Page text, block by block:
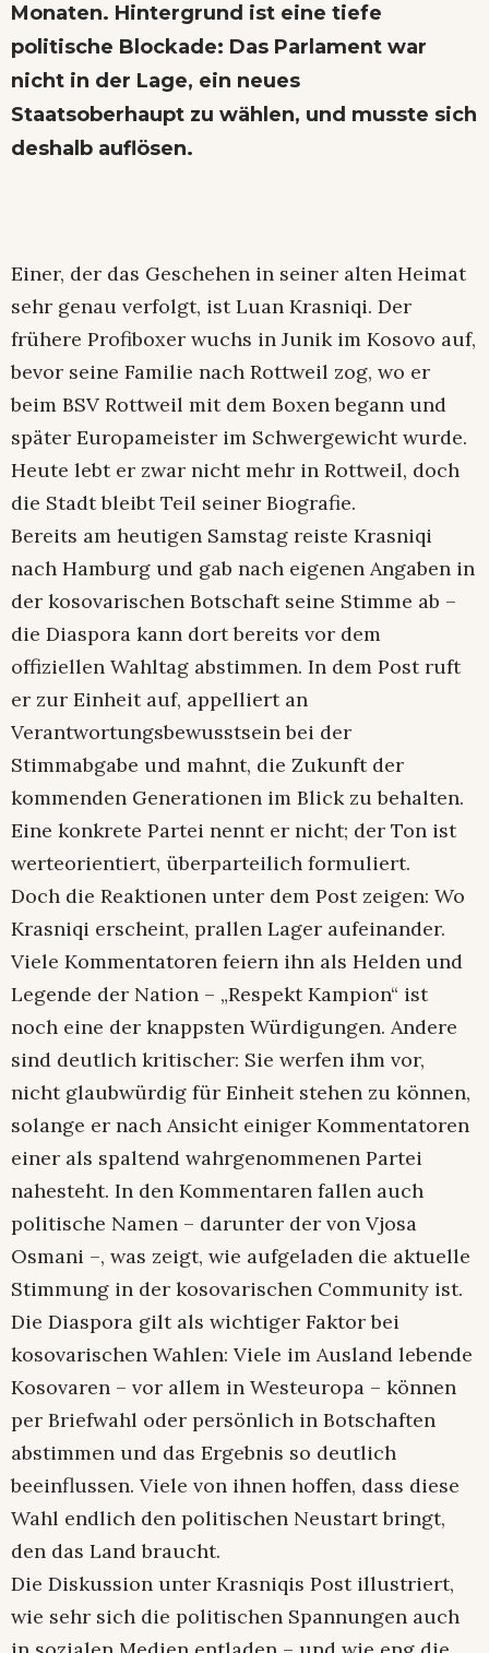
Monaten. Hintergrund ist eine tiefe
politische Blockade: Das Parlament war
nicht in der Lage, ein neues
Staatsoberhaupt zu wählen, und musste sich
deshalb auflösen.
Einer, der das Geschehen in seiner alten Heimat
sehr genau verfolgt, ist Luan Krasniqi. Der
frühere Profiboxer wuchs in Junik im Kosovo auf,
bevor seine Familie nach Rottweil zog, wo er
beim BSV Rottweil mit dem Boxen begann und
später Europameister im Schwergewicht wurde.
Heute lebt er zwar nicht mehr in Rottweil, doch
die Stadt bleibt Teil seiner Biografie.
Bereits am heutigen Samstag reiste Krasniqi
nach Hamburg und gab nach eigenen Angaben in
der kosovarischen Botschaft seine Stimme ab –
die Diaspora kann dort bereits vor dem
offiziellen Wahltag abstimmen. In dem Post ruft
er zur Einheit auf, appelliert an
Verantwortungsbewusstsein bei der
Stimmabgabe und mahnt, die Zukunft der
kommenden Generationen im Blick zu behalten.
Eine konkrete Partei nennt er nicht; der Ton ist
werteorientiert, überparteilich formuliert.
Doch die Reaktionen unter dem Post zeigen: Wo
Krasniqi erscheint, prallen Lager aufeinander.
Viele Kommentatoren feiern ihn als Helden und
Legende der Nation – „Respekt Kampion“ ist
noch eine der knappsten Würdigungen. Andere
sind deutlich kritischer: Sie werfen ihm vor,
nicht glaubwürdig für Einheit stehen zu können,
solange er nach Ansicht einiger Kommentatoren
einer als spaltend wahrgenommenen Partei
nahesteht. In den Kommentaren fallen auch
politische Namen – darunter der von Vjosa
Osmani –, was zeigt, wie aufgeladen die aktuelle
Stimmung in der kosovarischen Community ist.
Die Diaspora gilt als wichtiger Faktor bei
kosovarischen Wahlen: Viele im Ausland lebende
Kosovaren – vor allem in Westeuropa – können
per Briefwahl oder persönlich in Botschaften
abstimmen und das Ergebnis so deutlich
beeinflussen. Viele von ihnen hoffen, dass diese
Wahl endlich den politischen Neustart bringt,
den das Land braucht.
Die Diskussion unter Krasniqis Post illustriert,
wie sehr sich die politischen Spannungen auch